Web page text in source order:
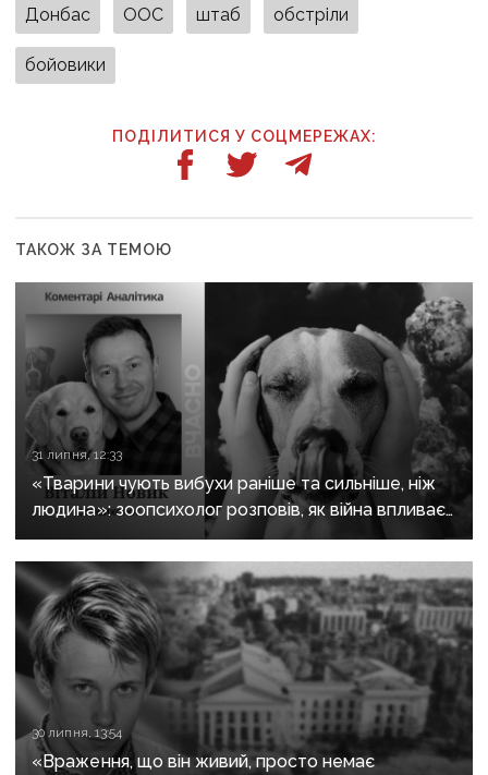
Донбас ООС штаб обстріли
бойовики
ПОДІЛИТИСЯ У СОЦМЕРЕЖАХ:
ТАКОЖ ЗА ТЕМОЮ
31 липня, 12:33
«Тварини чують вибухи раніше та сильніше, ніж
людина»: зоопсихолог розповів, як війна впливає
на домашніх улюбленців
30 липня, 13:54
«Враження, що він живий, просто немає